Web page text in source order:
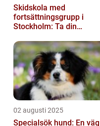
Skidskola med
fortsättningsgrupp i
Stockholm: Ta din
02 augusti 2025
Specialsök hund: En väg